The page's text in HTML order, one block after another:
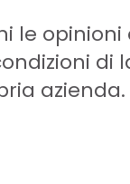
le
azienda.